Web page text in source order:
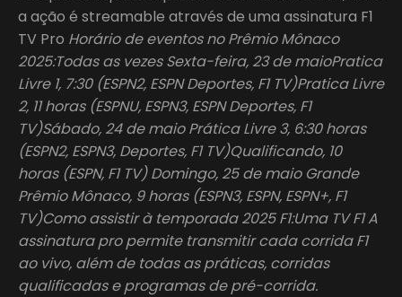
a ação é streamable através de uma assinatura F1
TV Pro Horário de eventos no Prêmio Mônaco
2025:Todas as vezes Sexta-feira, 23 de maioPratica
Livre 1, 7:30 (ESPN2, ESPN Deportes, F1 TV)Pratica Livre
2, 11 horas (ESPNU, ESPN3, ESPN Deportes, F1
TV)Sábado, 24 de maio Prática Livre 3, 6:30 horas
(ESPN2, ESPN3, Deportes, F1 TV)Qualificando, 10
horas (ESPN, F1 TV) Domingo, 25 de maio Grande
Prêmio Mônaco, 9 horas (ESPN3, ESPN, ESPN+, F1
TV)Como assistir à temporada 2025 F1:Uma TV F1 A
assinatura pro permite transmitir cada corrida F1
ao vivo, além de todas as práticas, corridas
qualificadas e programas de pré-corrida.